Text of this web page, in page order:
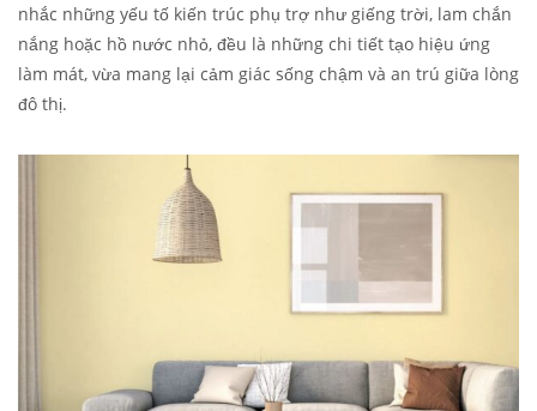
nhắc những yếu tố kiến trúc phụ trợ như giếng trời, lam chắn
nắng hoặc hồ nước nhỏ, đều là những chi tiết tạo hiệu ứng
làm mát, vừa mang lại cảm giác sống chậm và an trú giữa lòng
đô thị.